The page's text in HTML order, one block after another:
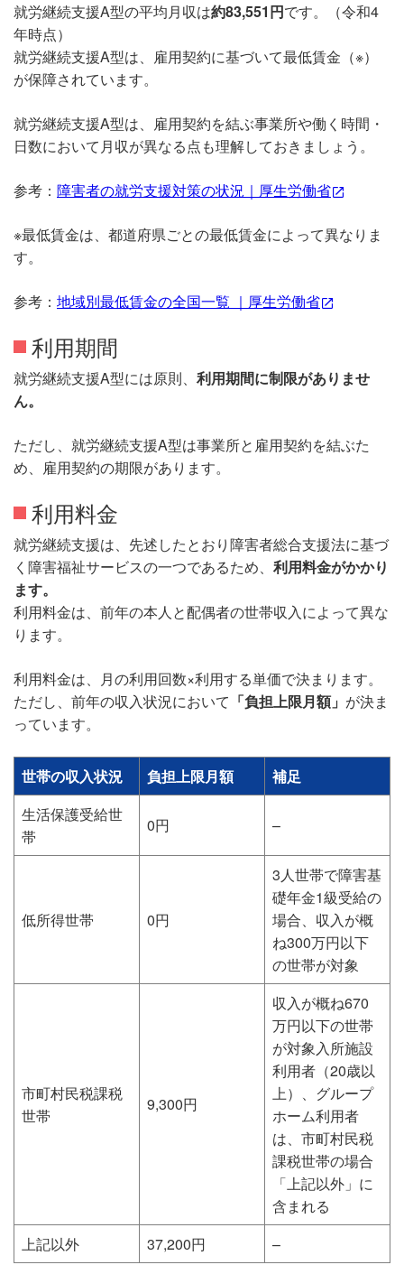
就労継続支援A型の平均月収は約83,551円です。（令和4
年時点）
就労継続支援A型は、雇用契約に基づいて最低賃金（※）
が保障されています。
就労継続支援A型は、雇用契約を結ぶ事業所や働く時間・
日数において月収が異なる点も理解しておきましょう。
参考： 障害者の就労支援対策の状況｜厚生労働省
※最低賃金は、都道府県ごとの最低賃金によって異なりま
す。
参考： 地域別最低賃金の全国一覧 ｜厚生労働省
利用期間
就労継続支援A型には原則、 利用期間に制限がありませ
ん。
ただし、就労継続支援A型は事業所と雇用契約を結ぶた
め、雇用契約の期限があります。
利用料金
就労継続支援は、先述したとおり障害者総合支援法に基づ
く障害福祉サービスの一つであるため、 利用料金がかかり
ます。
利用料金は、前年の本人と配偶者の世帯収入によって異な
ります。
利用料金は、月の利用回数×利用する単価で決まります。
ただし、前年の収入状況において 「負担上限月額」 が決ま
っています。
世帯の収入状況 負担上限月額
補足
生活保護受給世
帯
0円 –
低所得世帯 0円
3人世帯で障害基
礎年金1級受給の
場合、収入が概
ね300万円以下
の世帯が対象
市町村民税課税
世帯
9,300円
収入が概ね670
万円以下の世帯
が対象入所施設
利用者（20歳以
上）、グループ
ホーム利用者
は、市町村民税
課税世帯の場合
「上記以外」に
含まれる
上記以外
37,200円 –